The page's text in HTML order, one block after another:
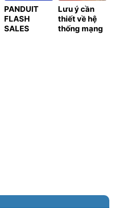
PANDUIT
FLASH
SALES
Lưu ý cần
thiết về hệ
thống mạng